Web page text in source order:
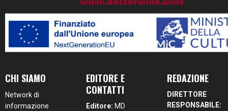
CHI SIAMO
Network di
informazione
EDITORE E
CONTATTI
Editore: MD
REDAZIONE
DIRETTORE
RESPONSABILE: